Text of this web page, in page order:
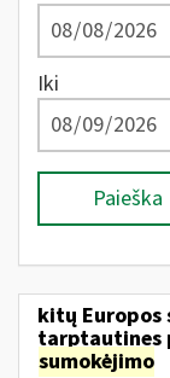
Iki
Paieška
kitų Europos
tarptautines
sumokėjimo